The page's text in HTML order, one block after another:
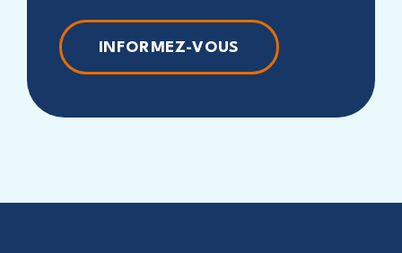
INFORMEZ-VOUS